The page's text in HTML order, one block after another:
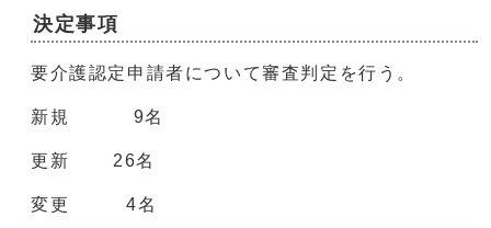
決定事項
要介護認定申請者について審査判定を行う。
新規 9名
更新 26名
変更 4名